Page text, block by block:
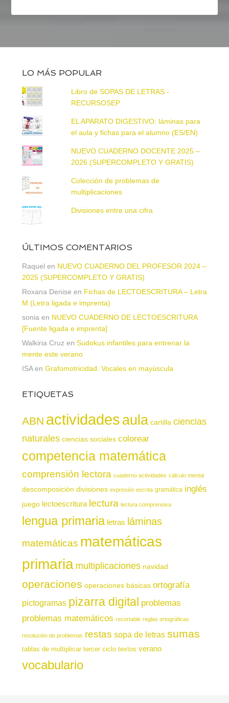
LO MÁS POPULAR
Libro de SOPAS DE LETRAS -
RECURSOSEP
EL APARATO DIGESTIVO: láminas para
el aula y fichas para el alumno (ES/EN)
NUEVO CUADERNO DOCENTE 2025 –
2026 (SUPERCOMPLETO Y GRATIS)
Colección de problemas de
multiplicaciones
Divisiones entre una cifra
ÚLTIMOS COMENTARIOS
Raquel en NUEVO CUADERNO DEL PROFESOR 2024 –
2025 (SUPERCOMPLETO Y GRATIS)
Roxana Denise en Fichas de LECTOESCRITURA – Letra
M (Letra ligada e imprenta)
sonia en NUEVO CUADERNO DE LECTOESCRITURA
[Fuente ligada e imprenta]
Walkiria Cruz en Sudokus infantiles para entrenar la
mente este verano
ISAen Grafomotricidad. Vocales en mayúscula
ETIQUETAS
ABN actividadesaula cartilla ciencias
naturales ciencias sociales colorear
competencia matemática
comprensión lectora cuaderno actividades cálculo mental
descomposición divisiones expresión escrita gramática inglés
juego lectoescritura lectura lectura comprensiva
lengua primaria letras láminas
matemáticas matemáticas
primaria multiplicaciones navidad
operaciones operaciones básicas ortografía
pictogramas pizarra digital problemas
problemas matemáticos recortable reglas ortográficas
resolución de problemas restas sopa de letras sumas
tablas de multiplicar tercer ciclo textos verano
vocabulario